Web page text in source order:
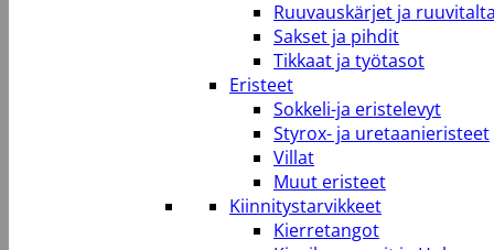
Ruuvauskärjet ja
Sakset ja pihdit
Tikkaat ja työtasot
Eristeet
Sokkeli-ja eristelevyt
Styrox- ja uretaanieristeet
Villat
Muut eristeet
Kiinnitystarvikkeet
Kierretangot